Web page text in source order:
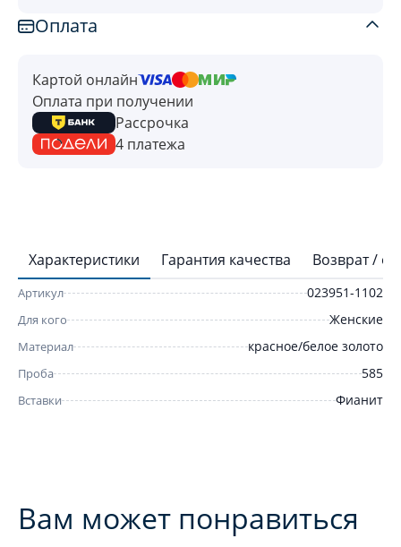
Оплата
Картой онлайн
Оплата при получении
Рассрочка
4 платежа
Характеристики Гарантия качества Возврат /
Артикул 023951-1102
Для кого Женские
Материал красное/белое золото
Проба 585
Вставки Фианит
Вам может понравиться